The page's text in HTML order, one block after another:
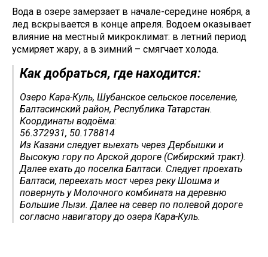
Вода в озере замерзает в начале-середине ноября, а
лед вскрывается в конце апреля. Водоем оказывает
влияние на местный микроклимат: в летний период
усмиряет жару, а в зимний – смягчает холода.
Как добраться, где находится:
Озеро Кара-Куль, Шубанское сельское поселение,
Балтасинский район, Республика Татарстан.
Координаты водоёма:
56.372931, 50.178814
Из Казани следует выехать через Дербышки и
Высокую гору по Арской дороге (Сибирский тракт).
Далее ехать до поселка Балтаси. Следует проехать
Балтаси, переехать мост через реку Шошма и
повернуть у Молочного комбината на деревню
Большие Лызи. Далее на север по полевой дороге
согласно навигатору до озера Кара-Куль.